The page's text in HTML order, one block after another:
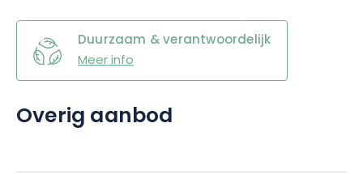
Duurzaam & verantwoordelijk
Meer info
Overig aanbod